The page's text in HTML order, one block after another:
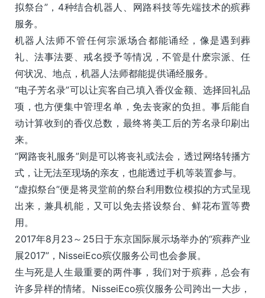
拟祭台”，4种结合机器人、网路科技等先端技术的殡葬
服务。
机器人法师不管任何宗派场合都能诵经，像是遇到葬
礼、法事法要、戒名授予等情况，不管是什麽宗派、任
何状况、地点，机器人法师都能提供诵经服务。
“电子芳名录”可以让宾客自己填入香仪金额、选择回礼品
项，也方便集中管理名单，免去丧家的负担。事后能自
动计算收到的香仪总数，最终将美工后的芳名录印刷出
来。
“网路丧礼服务”则是可以将丧礼或法会，透过网络转播方
式，让无法至现场的亲友，也能透过手机等装置参与。
“虚拟祭台”便是将灵堂前的祭台利用数位模拟的方式呈现
出来，兼具机能，又可以免去搭设祭台、鲜花布置等费
用。
2017年8月23～25日于东京国际展示场举办的“殡葬产业
展2017”，NisseiEco殡仪服务公司也会参展。
生与死是人生最重要的两件事，我们对于殡葬，总会有
许多异样的情绪。NisseiEco殡仪服务公司跨出一大步，